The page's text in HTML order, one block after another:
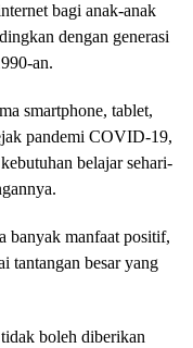
bagi anak-anak
dengan generasi
an.
smartphone, tablet,
pandemi COVID-19,
belajar sehari-
banyak manfaat positif,
tantangan besar yang
boleh diberikan